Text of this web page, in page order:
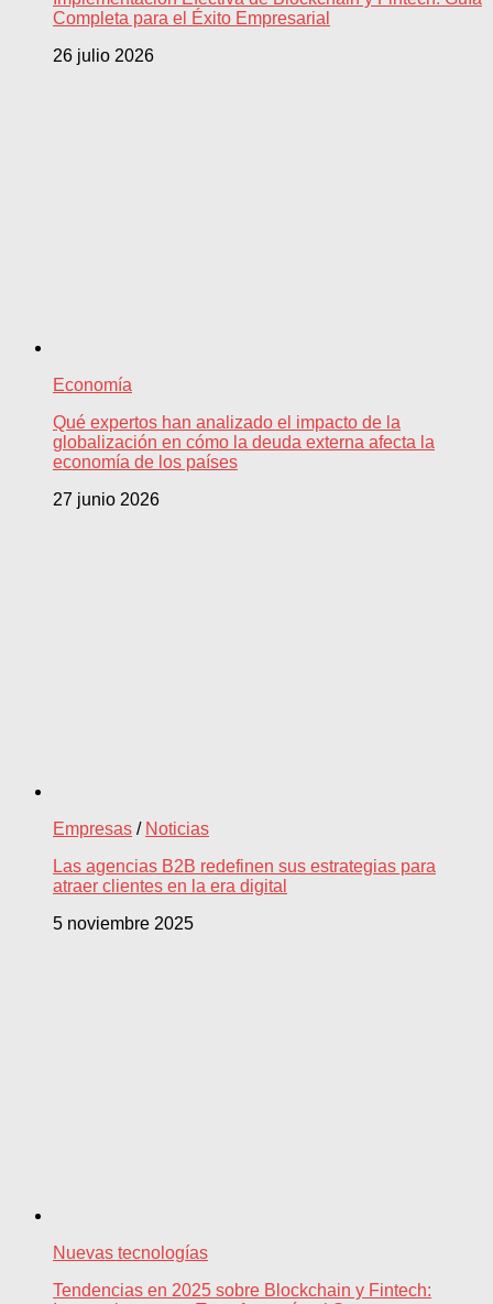
Completa para el Éxito Empresarial
26 julio 2026
Economía
Qué expertos han analizado el impacto de la
globalización en cómo la deuda externa afecta la
economía de los países
27 junio 2026
Empresas / Noticias
Las agencias B2B redefinen sus estrategias para
atraer clientes en la era digital
5 noviembre 2025
Nuevas tecnologías
Tendencias en 2025 sobre Blockchain y Fintech: